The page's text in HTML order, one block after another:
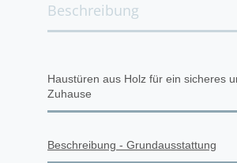
Beschreibung
Haustüren aus Holz für ein sicheres
Zuhause
Beschreibung - Grundausstattung